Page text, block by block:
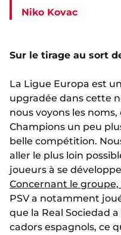
Niko Kovac
Sur le tirage au sort
La Ligue Europa est
upgradée dans cette
nous voyons les
Champions un peu
belle compétition.
aller le plus loin
joueurs à se
Concernant le
PSV a notamment
que la Real Sociedad
cadors espagnols, ce